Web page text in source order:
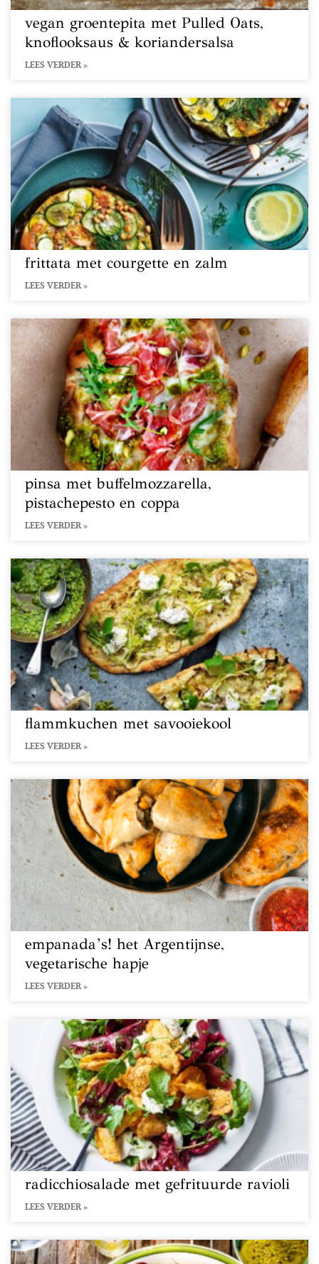
vegan groentepita met Pulled Oats,
knoflooksaus & koriandersalsa
LEES VERDER »
frittata met courgette en zalm
LEES VERDER »
pinsa met buffelmozzarella,
pistachepesto en coppa
LEES VERDER »
flammkuchen met savooiekool
LEES VERDER »
empanada’s! het Argentijnse,
vegetarische hapje
LEES VERDER »
radicchiosalade met gefrituurde ravioli
LEES VERDER »